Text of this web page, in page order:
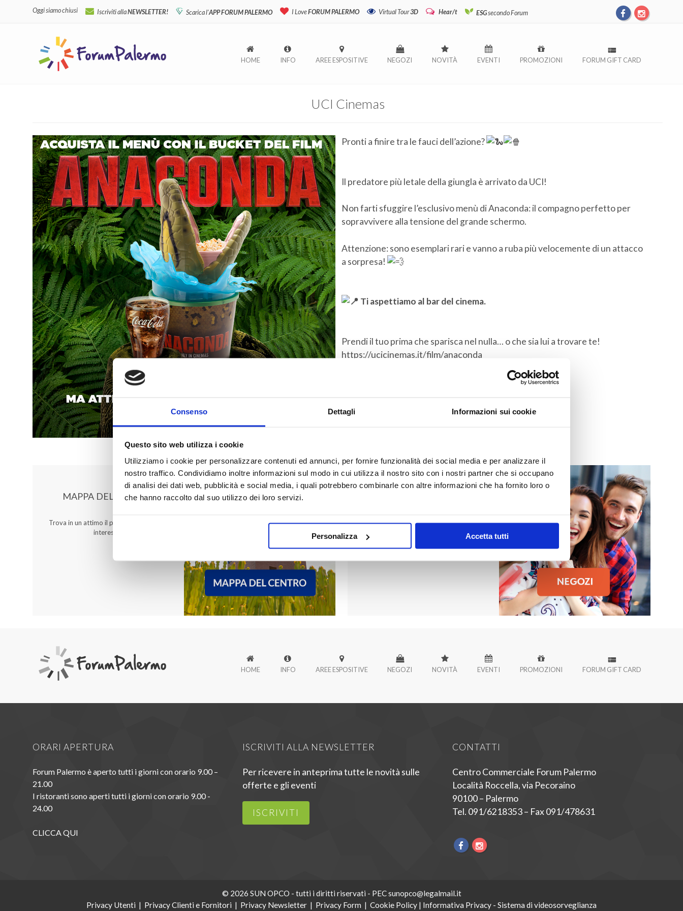
Consenso Dettagli Informazioni sui cookie
Questo sito web utilizza i cookie
Utilizziamo i cookie per personalizzare contenuti ed annunci, per fornire funzionalità dei social media e per analizzare il
nostro traffico. Condividiamo inoltre informazioni sul modo in cui utilizza il nostro sito con i nostri partner che si occupano
di analisi dei dati web, pubblicità e social media, i quali potrebbero combinarle con altre informazioni che ha fornito loro o
che hanno raccolto dal suo utilizzo dei loro servizi.
Personalizza Accetta tutti
Oggi siamo chiusi Iscriviti allaNEWSLETTER! Scarica l'APP FORUM PALERMO I LoveFORUM PALERMO Virtual Tour3D Hear/t ESGsecondo Forum
HOME INFO AREE ESPOSITIVE NEGOZI NOVITÀ EVENTI PROMOZIONI FORUM GIFT CARD
UCI Cinemas
Pronti a finire tra le fauci dell’azione?
Il predatore più letale della giungla è arrivato da UCI!
Non farti sfuggire l’esclusivo menù di Anaconda: il compagno perfetto per
sopravvivere alla tensione del grande schermo.
Attenzione: sono esemplari rari e vanno a ruba più velocemente di un attacco
a sorpresa!
Ti aspettiamo al bar del cinema.
Prendi il tuo prima che sparisca nel nulla… o che sia lui a trovare te!
https://ucicinemas.it/film/anaconda
MAPPA DEL CENTRO
Trova in un attimo il punto vendita che ti
interessa!
Scopri tutti i negozi di Forum Palermo!
HOME INFO AREE ESPOSITIVE NEGOZI NOVITÀ EVENTI PROMOZIONI FORUM GIFT CARD
ORARI APERTURA
Forum Palermo è aperto tutti i giorni con orario 9.00 –
21.00
I ristoranti sono aperti tutti i giorni con orario 9.00 -
24.00
CLICCA QUI
ISCRIVITI ALLA NEWSLETTER
Per ricevere in anteprima tutte le novità sulle
offerte e gli eventi
ISCRIVITI
CONTATTI
Centro Commerciale Forum Palermo
Località Roccella, via Pecoraino
90100 – Palermo
Tel. 091/6218353 – Fax 091/478631
© 2026 SUN OPCO - tutti i diritti riservati - PEC sunopco@legalmail.it
Privacy Utenti | Privacy Clienti e Fornitori | Privacy Newsletter | Privacy Form | Cookie Policy | Informativa Privacy - Sistema di videosorveglianza